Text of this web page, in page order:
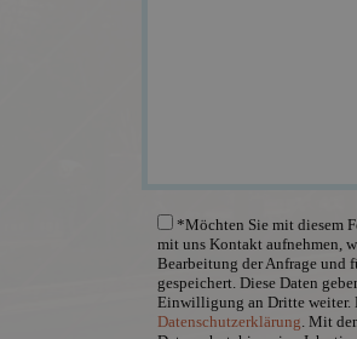
*Möchten Sie mit diesem
mit uns Kontakt aufnehmen,
Bearbeitung der Anfrage und
gespeichert. Diese Daten
Einwilligung an Dritte weiter.
Datenschutzerklärung. Mit